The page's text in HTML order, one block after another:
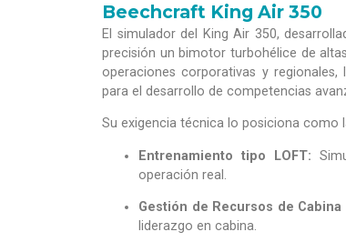
Beechcraft King Air 350
El simulador del King Air 350,
precisión un bimotor turbohélice de
operaciones corporativas y
para el desarrollo de competencias
Su exigencia técnica lo posiciona como
Entrenamiento tipo LOFT:
operación real.
Gestión de Recursos de Cabina
liderazgo en cabina.